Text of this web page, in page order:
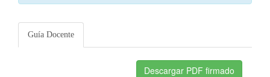
Guía Docente
Descargar PDF firmado